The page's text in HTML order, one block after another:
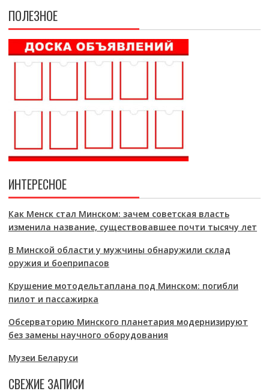
ПОЛЕЗНОЕ
ИНТЕРЕСНОЕ
Как Менск стал Минском: зачем советская власть
изменила название, существовавшее почти тысячу лет
В Минской области у мужчины обнаружили склад
оружия и боеприпасов
Крушение мотодельтаплана под Минском: погибли
пилот и пассажирка
Обсерваторию Минского планетария модернизируют
без замены научного оборудования
Музеи Беларуси
СВЕЖИЕ ЗАПИСИ